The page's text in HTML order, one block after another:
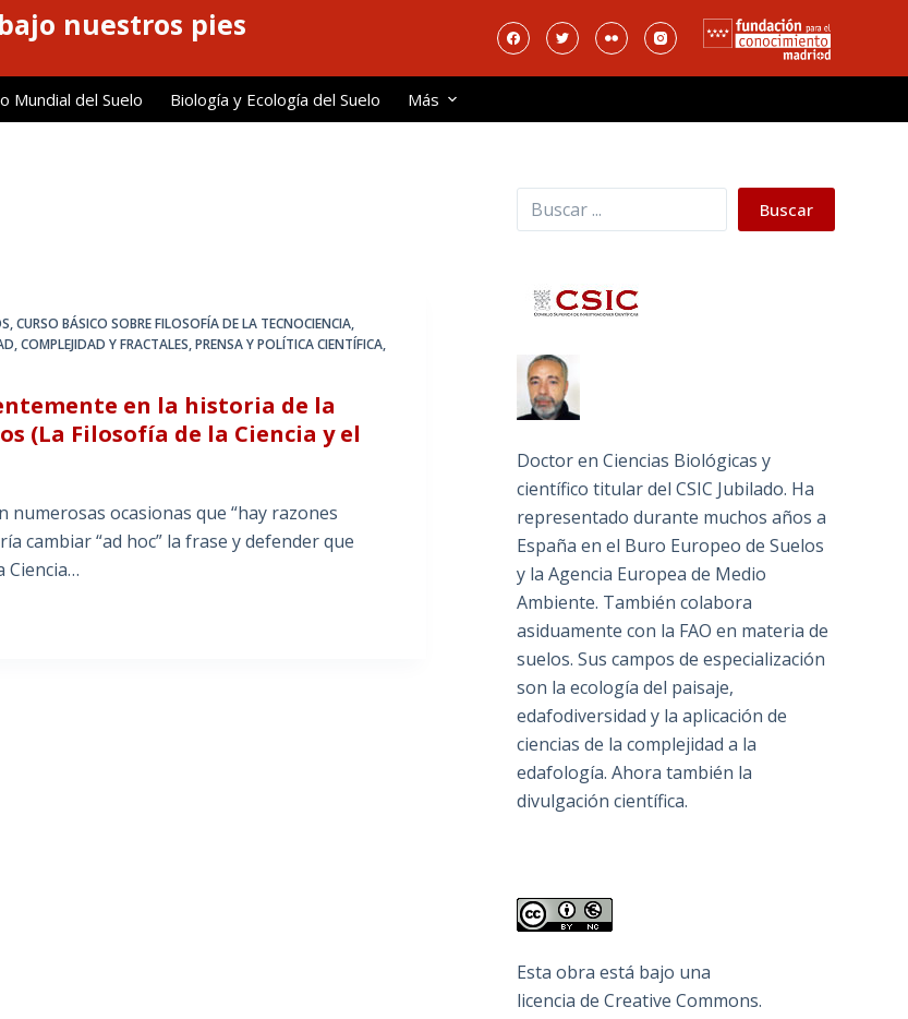
nuestros pies
Mundial del Suelo Biología y Ecología del Suelo Más
,CURSO BÁSICO SOBRE FILOSOFÍA DE LA TECNOCIENCIA,
COMPLEJIDAD Y FRACTALES,PRENSA Y POLÍTICA CIENTÍFICA,
en la historia de la
(La Filosofía de la Ciencia y el
numerosas ocasionas que “hay razones
cambiar “ad hoc” la frase y defender que
Ciencia…
Buscar Buscar
Doctor en Ciencias Biológicas y
científico titular del CSIC Jubilado. Ha
representado durante muchos años a
España en el Buro Europeo de Suelos
y la Agencia Europea de Medio
Ambiente. También colabora
asiduamente con la FAO en materia de
suelos. Sus campos de especialización
son la ecología del paisaje,
edafodiversidad y la aplicación de
ciencias de la complejidad a la
edafología. Ahora también la
divulgación científica.
Esta obra está bajo una
licencia de Creative Commons.